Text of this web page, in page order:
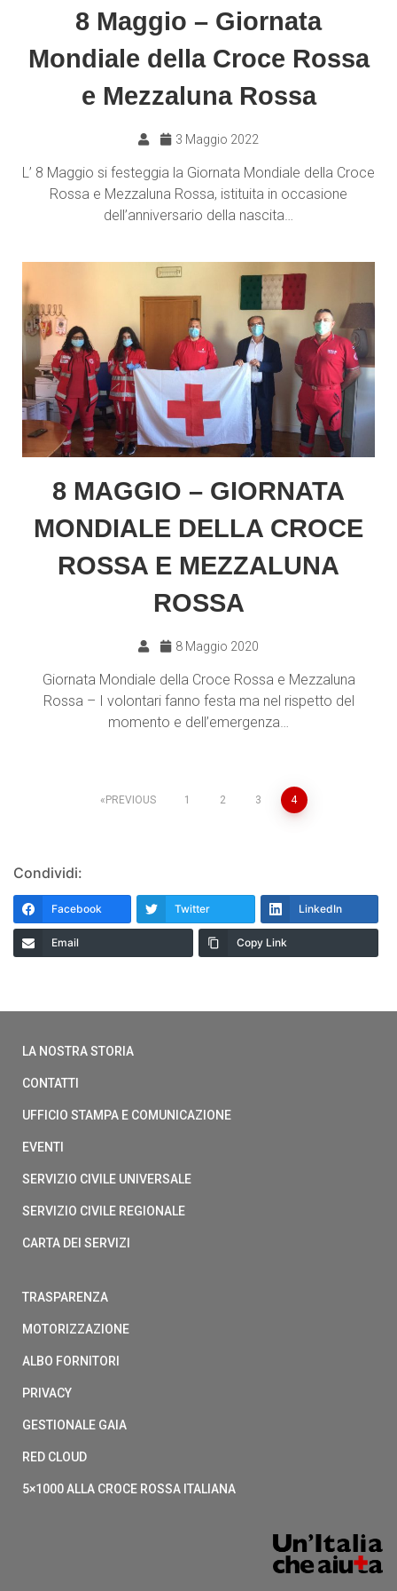
8 Maggio – Giornata
Mondiale della Croce Rossa
e Mezzaluna Rossa
3 Maggio 2022
L’ 8 Maggio si festeggia la Giornata Mondiale della Croce
Rossa e Mezzaluna Rossa, istituita in occasione
dell’anniversario della nascita…
8 MAGGIO – GIORNATA
MONDIALE DELLA CROCE
ROSSA E MEZZALUNA
ROSSA
8 Maggio 2020
Giornata Mondiale della Croce Rossa e Mezzaluna
Rossa – I volontari fanno festa ma nel rispetto del
momento e dell’emergenza…
PREVIOUS 1 2 3 4
Condividi:
Facebook Twitter LinkedIn
Email Copy Link
LA NOSTRA STORIA
CONTATTI
UFFICIO STAMPA E COMUNICAZIONE
EVENTI
SERVIZIO CIVILE UNIVERSALE
SERVIZIO CIVILE REGIONALE
CARTA DEI SERVIZI
TRASPARENZA
MOTORIZZAZIONE
ALBO FORNITORI
PRIVACY
GESTIONALE GAIA
RED CLOUD
5×1000 ALLA CROCE ROSSA ITALIANA